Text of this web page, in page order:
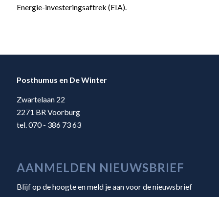
Energie-investeringsaftrek (EIA).
Posthumus en De Winter
Zwartelaan 22
2271 BR Voorburg
tel. 070 - 386 73 63
AANMELDEN NIEUWSBRIEF
Blijf op de hoogte en meld je aan voor de nieuwsbrief